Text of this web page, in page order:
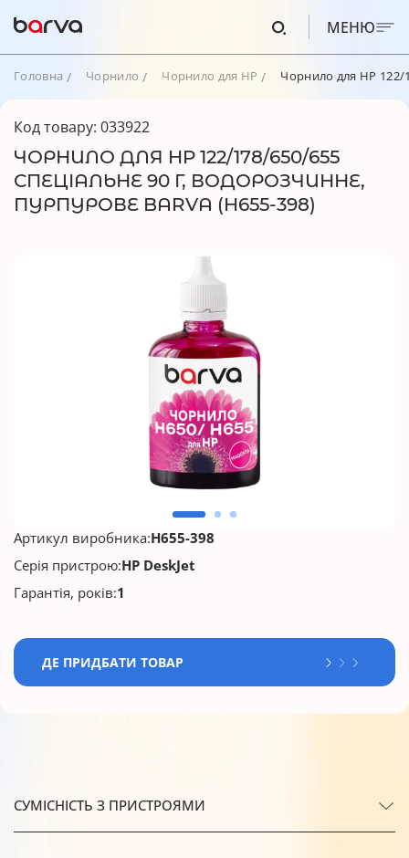
МЕНЮ
Головна Чорнило Чорнило для HP Чорнило для HP 122/
Код товару: 033922
ЧОРНИЛО ДЛЯ HP 122/178/650/655
СПЕЦІАЛЬНЕ 90 Г, ВОДОРОЗЧИННЕ,
ПУРПУРОВЕ BARVA (H655-398)
Артикул виробника:H655-398
Серія пристрою:HP DeskJet
Гарантія, років:1
ДЕ ПРИДБАТИ ТОВАР
СУМІСНІСТЬ З ПРИСТРОЯМИ